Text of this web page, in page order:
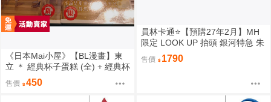
《日本Mai小屋》【BL漫畫】東
立 ＊ 經典杯子蛋糕 (全) + 經典杯
子蛋糕 with 卡布奇諾 (全) ＊ 作
者：佐岸左岸
售價 450
員林卡通⭐️【預購27年2月】MH
限定 LOOK UP 抬頭 銀河特急 朱
音 & 鐵多 套組附特典 0813
售價 1790